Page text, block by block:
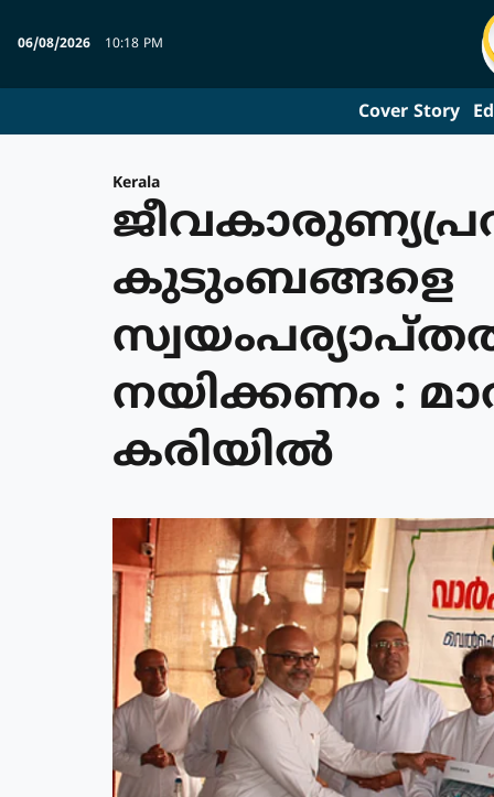
06/08/2026 10:18 PM
Cover Story
Kerala
കുടുംബങ്ങളെ
നയിക്കണം :
കരിയിൽ